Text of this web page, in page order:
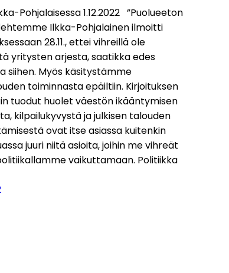
Pohjalaisessa 1.12.2022 ”Puolueeton
Ilkka-Pohjalainen ilmoitti
28.11., ettei vihreillä ole
yritysten arjesta, saatikka edes
siihen. Myös käsitystämme
toiminnasta epäiltiin. Kirjoituksen
tuodut huolet väestön ikääntymisen
kilpailukyvystä ja julkisen talouden
ovat itse asiassa kuitenkin
juuri niitä asioita, joihin me vihreät
vaikuttamaan. Politiikka